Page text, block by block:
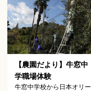
【農園だより】牛窓中
学職場体験
牛窓中学校から日本オリー